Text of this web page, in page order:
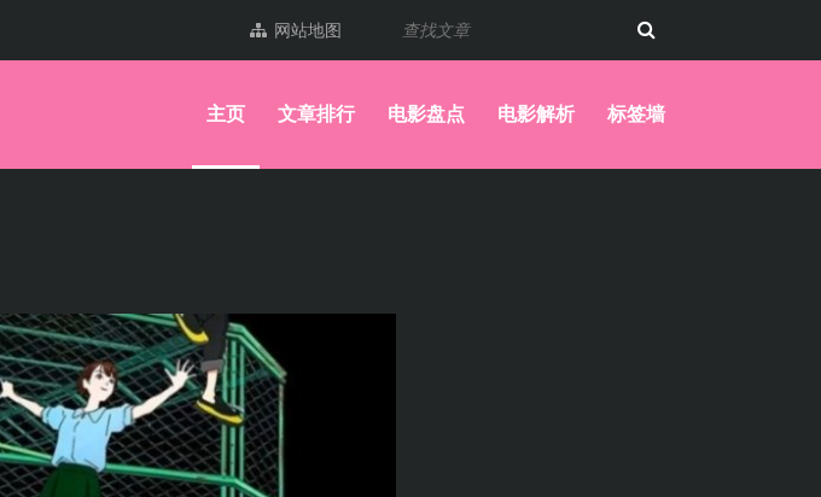
网站地图
主页 文章排行 电影盘点 电影解析 标签墙